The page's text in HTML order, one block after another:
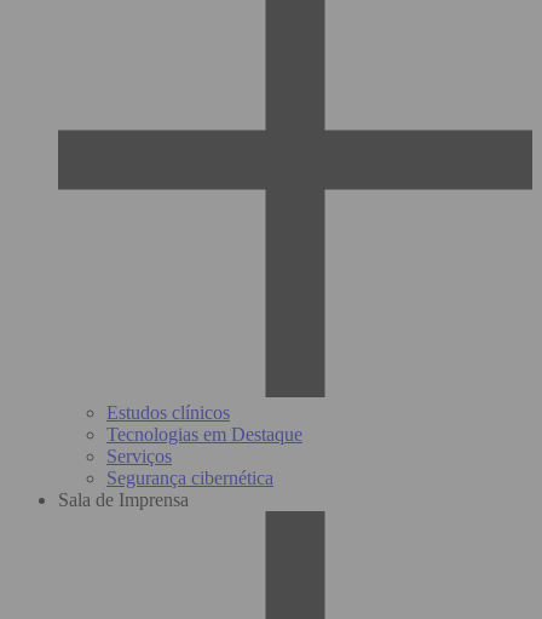
Estudos clínicos
Tecnologias em Destaque
Serviços
Segurança cibernética
Sala de Imprensa